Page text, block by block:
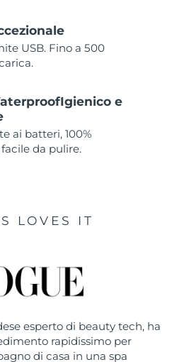
USB. Fino a 500
e
ai batteri, 100%
da pulire.
LOVES IT
esperto di beauty tech, ha
rapidissimo per
di casa in una spa